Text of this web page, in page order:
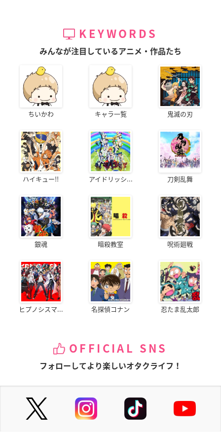
KEYWORDS
みんなが注目しているアニメ・作品たち
ちいかわ キャラ一覧 鬼滅の刃
ハイキュー!! アイドリッシ... 刀剣乱舞
銀魂 暗殺教室 呪術廻戦
ヒプノシスマ... 名探偵コナン 忍たま乱太郎
OFFICIAL SNS
フォローしてより楽しいオタクライフ！